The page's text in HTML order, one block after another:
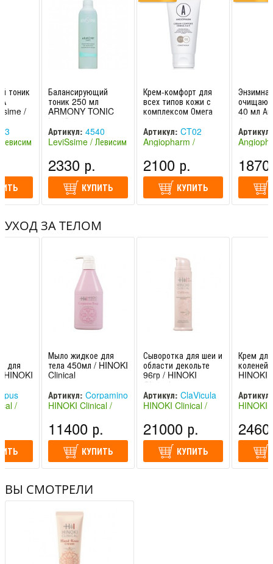
В кабинете косметолога: используется как завершающий этап
ухода за кожей рук. а также для проведения массажа рук
(дополнительная процедура).
тоник
/
Балансирующий
тоник 250 мл
ARMONY TONIC
LeviSsime /
Левиссим
Артикул: 4540
LeviSsime / Левисим
2330 р.
КУПИТЬ
Крем-комфорт для
всех типов кожи с
комплексом Омега
3*6*9 50 мл, 200 мл
Ангиофарм /
Angiopha
Артикул: CT02
Angiopharm /
2100 р.
КУПИТЬ
Энзимная
40 мл
Артикул:
УХОД ЗА ТЕЛОМ
для
HINOKI
/
Мыло жидкое для
тела 450мл / HINOKI
Clinical
Артикул: Corpamino
Soap
HINOKI Clinical /
(Япония)
11400 р.
КУПИТЬ
Сыворотка для шеи и
области декольте
96гр / HINOKI
Clinical
Артикул: ClaVicula
HINOKI Clinical /
(Япония)
21000 р.
КУПИТЬ
Крем
HINOKI
Артикул:
Knee
HINOKI
(Япония)
ВЫ СМОТРЕЛИ